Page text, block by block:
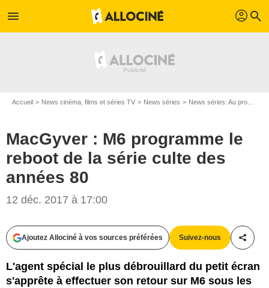
menu profil search
Accueil News cinéma, films et séries TV News séries News séries: Au programme
MacGyver : M6 programme le
reboot de la série culte des
années 80
12 déc. 2017 à 17:00
Ajoutez Allociné à vos sources préférées Suivez-nous
L'agent spécial le plus débrouillard du petit écran
s'apprête à effectuer son retour sur M6 sous les